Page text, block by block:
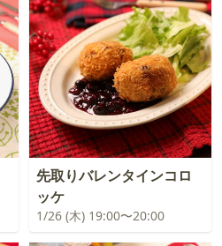
先取りバレンタインコロ
ッケ
1/26 (木) 19:00〜20:00